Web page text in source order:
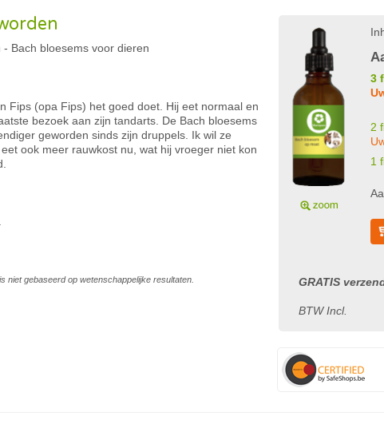
- Bach bloesems voor dieren
Fips (opa Fips) het goed doet. Hij eet normaal en
bezoek aan zijn tandarts. De Bach bloesems
geworden sinds zijn druppels. Ik wil ze
ook meer rauwkost nu, wat hij vroeger niet kon
niet gebaseerd op wetenschappelijke resultaten.
3
2
1
GRATIS
BTW Incl.